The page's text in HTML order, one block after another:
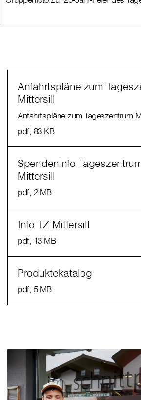
Anfahrtspläne zum
Mittersill
Anfahrtspläne zum Tageszentrum
pdf, 83 KB
Spendeninfo
Mittersill
pdf, 2 MB
Info TZ Mittersill
pdf, 13 MB
Produktekatalog
pdf, 5 MB